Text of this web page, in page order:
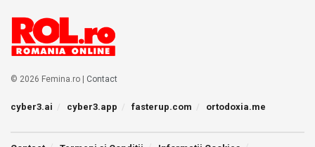
© 2026 Femina.ro | Contact
cyber3.ai cyber3.app fasterup.com ortodoxia.me